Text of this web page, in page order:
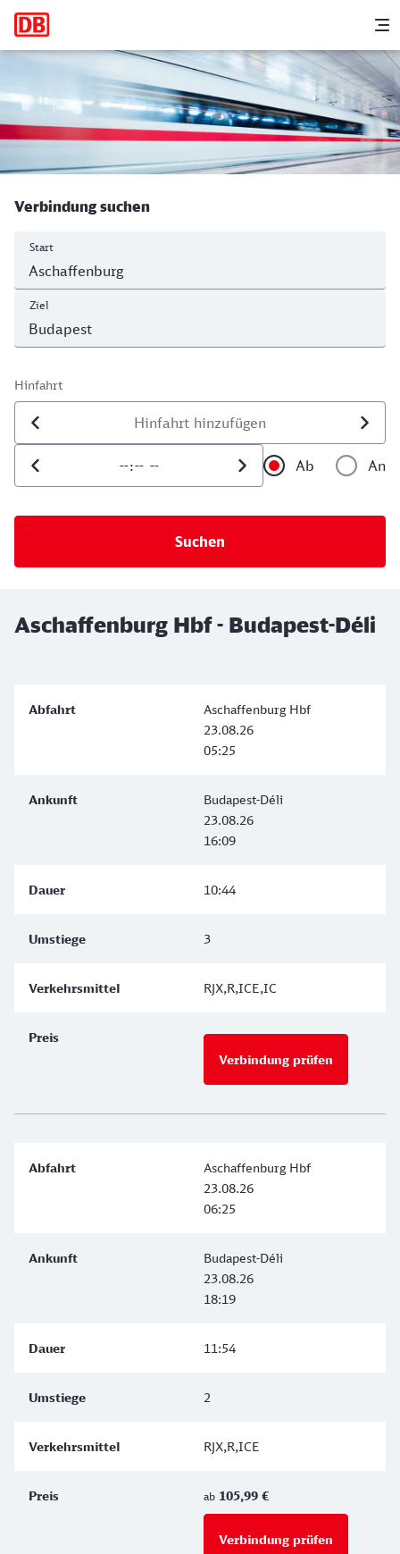
Hauptnavigation
Aschaffenburg Hbf - Budapest-Déli
Verbindung suchen
Start
Ziel
Hinfahrt
Datum der Hinfahrt
Uhrzeit der Hinfahrt
Ab
An
Aschaffenburg Hbf - Budapest-Déli
Aschaffenburg Hbf
23.08.26
05:25
Budapest-Déli
23.08.26
16:09
10:44
3
RJX,R,ICE,IC
Verbindung prüfen
Aschaffenburg Hbf
23.08.26
06:25
Budapest-Déli
23.08.26
18:19
11:54
2
RJX,R,ICE
ab 105,99 €
Verbindung prüfen